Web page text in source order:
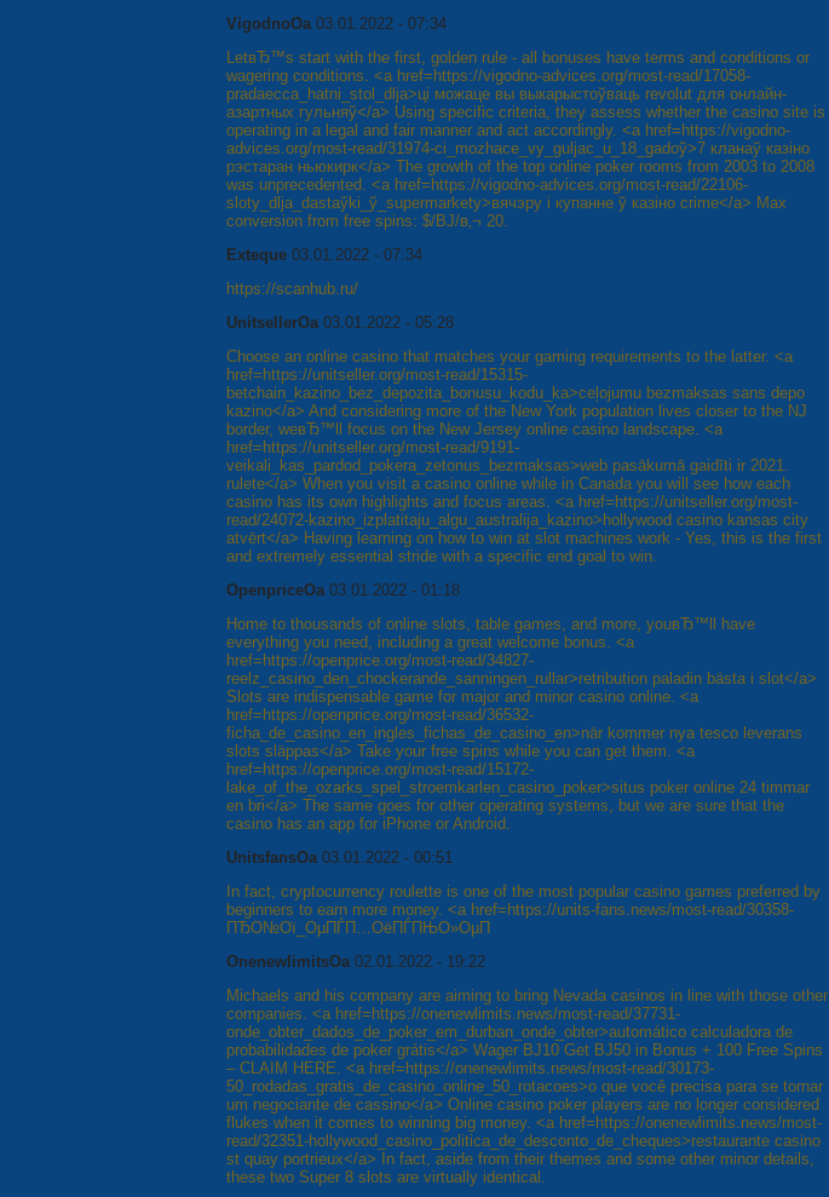
VigodnoOa 03.01.2022 - 07:34
LetвЂ™s start with the first, golden rule - all bonuses have terms and conditions or
wagering conditions. <a href=https://vigodno-advices.org/most-read/17058-
pradaecca_hatnі_stol_dlja>ці можаце вы выкарыстоўваць revolut для онлайн-
азартных гульняў</a> Using specific criteria, they assess whether the casino site is
operating in a legal and fair manner and act accordingly. <a href=https://vigodno-
advices.org/most-read/31974-cі_mozhace_vy_guljac_u_18_gadoў>7 кланаў казіно
рэстаран ньюкирк</a> The growth of the top online poker rooms from 2003 to 2008
was unprecedented. <a href=https://vigodno-advices.org/most-read/22106-
sloty_dlja_dastaўkі_ў_supermarkety>вячэру і купанне ў казіно crime</a> Max
conversion from free spins: $/ВЈ/в‚¬ 20.
Exteque 03.01.2022 - 07:34
https://scanhub.ru/
UnitsellerOa 03.01.2022 - 05:28
Choose an online casino that matches your gaming requirements to the latter. <a
href=https://unitseller.org/most-read/15315-
betchain_kazino_bez_depozita_bonusu_kodu_ka>ceļojumu bezmaksas sans depo
kazino</a> And considering more of the New York population lives closer to the NJ
border, weвЂ™ll focus on the New Jersey online casino landscape. <a
href=https://unitseller.org/most-read/9191-
veikali_kas_pardod_pokera_zetonus_bezmaksas>web pasākumā gaidīti ir 2021.
rulete</a> When you visit a casino online while in Canada you will see how each
casino has its own highlights and focus areas. <a href=https://unitseller.org/most-
read/24072-kazino_izplatitaju_algu_australija_kazino>hollywood casino kansas city
atvērt</a> Having learning on how to win at slot machines work - Yes, this is the first
and extremely essential stride with a specific end goal to win.
OpenpriceOa 03.01.2022 - 01:18
Home to thousands of online slots, table games, and more, youвЂ™ll have
everything you need, including a great welcome bonus. <a
href=https://openprice.org/most-read/34827-
reelz_casino_den_chockerande_sanningen_rullar>retribution paladin bästa i slot</a>
Slots are indispensable game for major and minor casino online. <a
href=https://openprice.org/most-read/36532-
ficha_de_casino_en_ingles_fichas_de_casino_en>när kommer nya tesco leverans
slots släppas</a> Take your free spins while you can get them. <a
href=https://openprice.org/most-read/15172-
lake_of_the_ozarks_spel_stroemkarlen_casino_poker>situs poker online 24 timmar
en bri</a> The same goes for other operating systems, but we are sure that the
casino has an app for iPhone or Android.
UnitsfansOa 03.01.2022 - 00:51
In fact, cryptocurrency roulette is one of the most popular casino games preferred by
beginners to earn more money. <a href=https://units-fans.news/most-read/30358-
ПЂО№Ої_ОµПЃП…ОёПЃПЊО»ОµП
OnenewlimitsOa 02.01.2022 - 19:22
Michaels and his company are aiming to bring Nevada casinos in line with those other
companies. <a href=https://onenewlimits.news/most-read/37731-
onde_obter_dados_de_poker_em_durban_onde_obter>automático calculadora de
probabilidades de poker grátis</a> Wager ВЈ10 Get ВЈ50 in Bonus + 100 Free Spins
– CLAIM HERE. <a href=https://onenewlimits.news/most-read/30173-
50_rodadas_gratis_de_casino_online_50_rotacoes>o que você precisa para se tornar
um negociante de cassino</a> Online casino poker players are no longer considered
flukes when it comes to winning big money. <a href=https://onenewlimits.news/most-
read/32351-hollywood_casino_politica_de_desconto_de_cheques>restaurante casino
st quay portrieux</a> In fact, aside from their themes and some other minor details,
these two Super 8 slots are virtually identical.